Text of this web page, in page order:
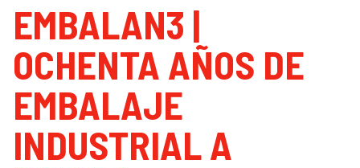
EMBALAN3 |
OCHENTA AÑOS DE
EMBALAJE
INDUSTRIAL A